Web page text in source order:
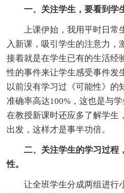
一、关注学生，要看到学
上课伊始，我用平时日常
入新课，吸引学生的注意力，
接着就是在学生已有的生活经
性的事件来让学生感受事件发
以前没有学习过《可能性》的
准确率高达100%，这也是与
在教授新课时还应多了解学生
出发，这样才是事半功倍。
二、关注学生的学习过程
性。
让全班学生分成两组进行